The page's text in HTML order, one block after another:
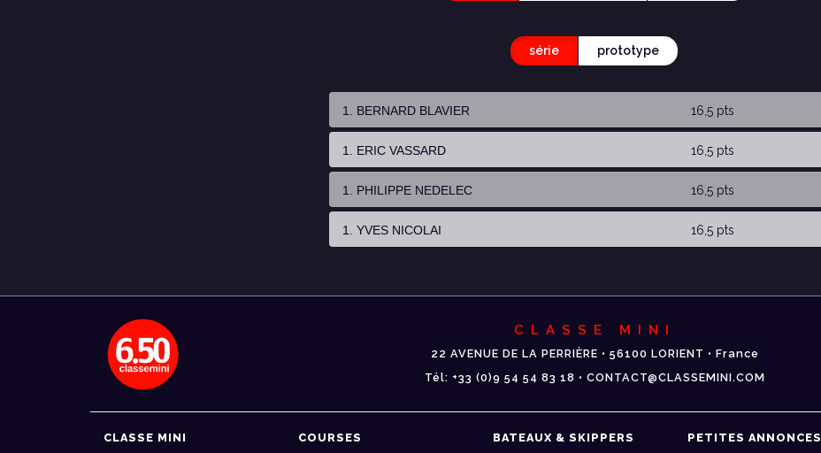
série prototype
1. BERNARD BLAVIER 16,5 pts
1. ERIC VASSARD 16,5 pts
1. PHILIPPE NEDELEC 16,5 pts
1. YVES NICOLAI 16,5 pts
CLASSE MINI
22 AVENUE DE LA PERRIÈRE • 56100 LORIENT • France
Tél: +33 (0)9 54 54 83 18 • CONTACT@CLASSEMINI.COM
CLASSE MINI COURSES BATEAUX & SKIPPERS PETITES ANNONCES